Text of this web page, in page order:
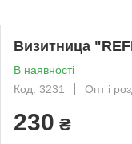
Визитница
В наявності
Код: 3231
Опт і
230 ₴